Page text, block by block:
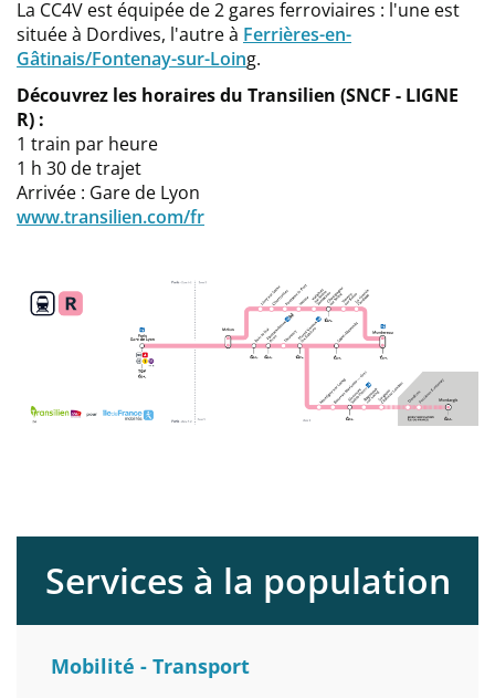
La CC4V est équipée de 2 gares ferroviaires : l'une est
située à Dordives, l'autre à Ferrières-en-
Gâtinais/Fontenay-sur-Loing.
Découvrez les horaires du Transilien (SNCF - LIGNE
R) :
1 train par heure
1 h 30 de trajet
Arrivée : Gare de Lyon
www.transilien.com/fr
Services à la population
Mobilité - Transport